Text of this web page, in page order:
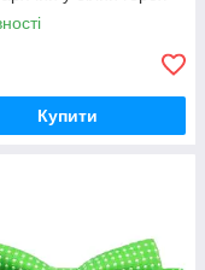
Купити